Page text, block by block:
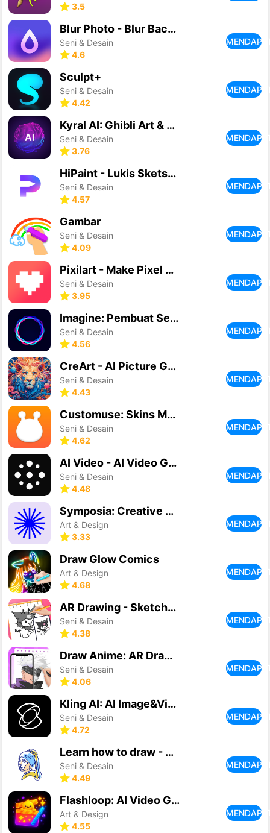
3.5
Blur Photo - Blur Background
Seni & Desain
4.6
Sculpt+
Seni & Desain
4.42
Kyral AI: Ghibli Art & Video
Seni & Desain
3.76
HiPaint - Lukis Sketsa &Gambar
Seni & Desain
4.57
Gambar
Seni & Desain
4.09
Pixilart - Make Pixel Art
Seni & Desain
3.95
Imagine: Pembuat Seni AI
Seni & Desain
4.56
CreArt - AI Picture Generator
Seni & Desain
4.43
Customuse: Skins Maker Roblox
Seni & Desain
4.62
AI Video - AI Video Generator
Seni & Desain
4.48
Symposia: Creative Discourse
Art & Design
3.33
Draw Glow Comics
Art & Design
4.68
AR Drawing - Sketchar App
Seni & Desain
4.38
Draw Anime: AR Drawing Sketch
Seni & Desain
4.06
Kling AI: AI Image&Video Maker
Seni & Desain
4.72
Learn how to draw - ArtWorkout
Seni & Desain
4.49
Flashloop: AI Video Generator
Art & Design
4.55